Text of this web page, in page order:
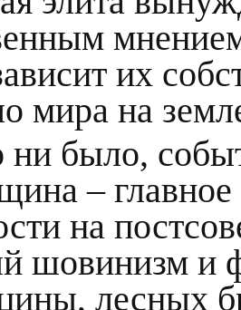
их
мира на
было,
–
на
шовинизм и
лесных